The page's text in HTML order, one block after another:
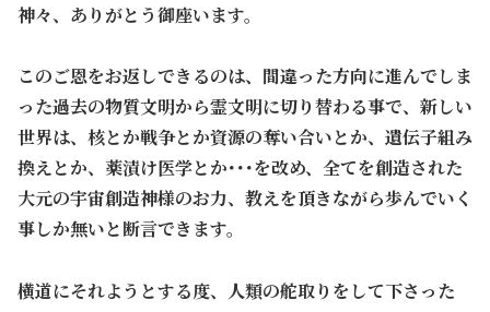
神々、ありがとう御座います。
このご恩をお返しできるのは、間違った方向に進んでしま
った過去の物質文明から霊文明に切り替わる事で、新しい
世界は、核とか戦争とか資源の奪い合いとか、遺伝子組み
換えとか、薬漬け医学とか･･･を改め、全てを創造された
大元の宇宙創造神様のお力、教えを頂きながら歩んでいく
事しか無いと断言できます。
横道にそれようとする度、人類の舵取りをして下さった